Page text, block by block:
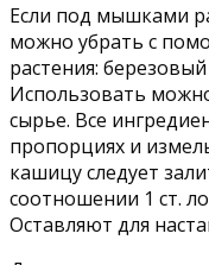
Если под мышками
можно убрать с
растения:
Использовать
сырье. Все
пропорциях и
кашицу следует
соотношении 1 ст.
Оставляют для